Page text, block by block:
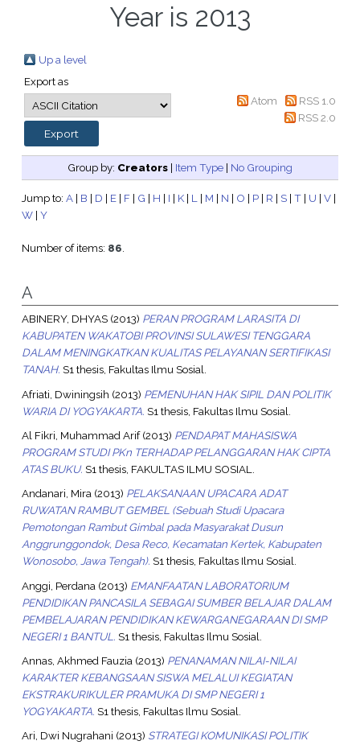
Year is 2013
Up a level
Export as
Atom
RSS 1.0
RSS 2.0
Group by: Creators | Item Type | No Grouping
Jump to: A| B | D | E| F| G | H | I | K| L| M | N | O | P| R | S| T| U | V|
W| Y
Number of items: 86.
A
ABINERY, DHYAS(2013) PERAN PROGRAM LARASITA DI
KABUPATEN WAKATOBI PROVINSI SULAWESI TENGGARA
DALAM MENINGKATKAN KUALITAS PELAYANAN SERTIFIKASI
TANAH. S1 thesis, Fakultas Ilmu Sosial.
Afriati, Dwiningsih (2013) PEMENUHAN HAK SIPIL DAN POLITIK
WARIA DI YOGYAKARTA. S1 thesis, Fakultas Ilmu Sosial.
Al Fikri, Muhammad Arif(2013) PENDAPAT MAHASISWA
PROGRAM STUDI PKn TERHADAP PELANGGARAN HAK CIPTA
ATAS BUKU. S1 thesis, FAKULTAS ILMU SOSIAL.
Andanari, Mira(2013) PELAKSANAAN UPACARA ADAT
RUWATAN RAMBUT GEMBEL (Sebuah Studi Upacara
Pemotongan Rambut Gimbal pada Masyarakat Dusun
Anggrunggondok, Desa Reco, Kecamatan Kertek, Kabupaten
Wonosobo, Jawa Tengah). S1 thesis, Fakultas Ilmu Sosial.
Anggi, Perdana (2013) EMANFAATAN LABORATORIUM
PENDIDIKAN PANCASILA SEBAGAI SUMBER BELAJAR DALAM
PEMBELAJARAN PENDIDIKAN KEWARGANEGARAAN DI SMP
NEGERI 1 BANTUL. S1 thesis, Fakultas Ilmu Sosial.
Annas, Akhmed Fauzia (2013) PENANAMAN NILAI-NILAI
KARAKTER KEBANGSAAN SISWA MELALUI KEGIATAN
EKSTRAKURIKULER PRAMUKA DI SMP NEGERI 1
YOGYAKARTA. S1 thesis, Fakultas Ilmu Sosial.
Ari, Dwi Nugrahani (2013) STRATEGI KOMUNIKASI POLITIK